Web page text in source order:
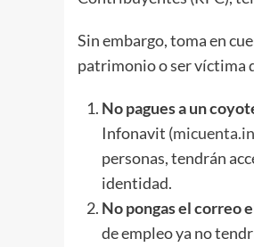
Sin embargo, toma en
patrimonio o ser víctima
No pagues a un
Infonavit (
personas, tendrán
identidad.
No pongas el correo
de empleo ya no